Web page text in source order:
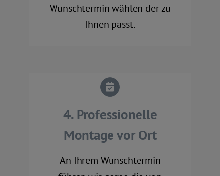
Wunschtermin wählen der zu
Ihnen passt.
4. Professionelle
Montage vor Ort
An Ihrem Wunschtermin